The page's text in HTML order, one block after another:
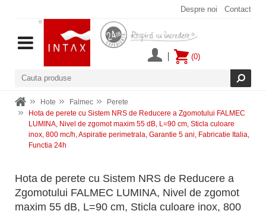
Despre noi Contact
(0)
Hote Falmec
Perete
Hota de perete cu Sistem NRS de Reducere a Zgomotului FALMEC
LUMINA, Nivel de zgomot maxim 55 dB, L=90 cm, Sticla culoare
inox, 800 mc/h, Aspiratie perimetrala, Garantie 5 ani, Fabricatie Italia,
Functia 24h
Hota de perete cu Sistem NRS de Reducere a
Zgomotului FALMEC LUMINA, Nivel de zgomot
maxim 55 dB, L=90 cm, Sticla culoare inox, 800